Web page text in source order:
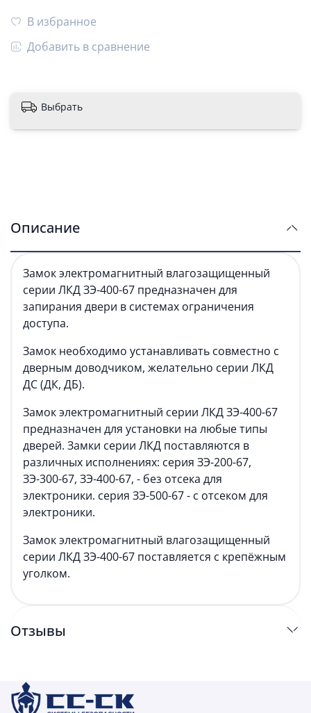
В избранное
Добавить в сравнение
Выбрать
Описание
Замок электромагнитный влагозащищенный
серии ЛКД ЗЭ-400-67 предназначен для
запирания двери в системах ограничения
доступа.
Замок необходимо устанавливать совместно с
дверным доводчиком, желательно серии ЛКД
ДС (ДК, ДБ).
Замок электромагнитный серии ЛКД ЗЭ-400-67
предназначен для установки на любые типы
дверей. Замки серии ЛКД поставляются в
различных исполнениях: серия ЗЭ-200-67,
ЗЭ-300-67, ЗЭ-400-67, - без отсека для
электроники. серия ЗЭ-500-67 - с отсеком для
электроники.
Замок электромагнитный влагозащищенный
серии ЛКД ЗЭ-400-67 поставляется с крепёжным
уголком.
Отзывы